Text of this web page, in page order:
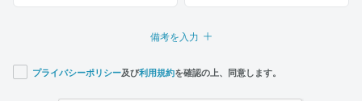
備考を入力
プライバシーポリシー及び利用規約を確認の上、同意します。